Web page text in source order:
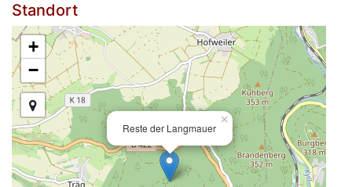
Standort
Reste der Langmauer
×
+
−